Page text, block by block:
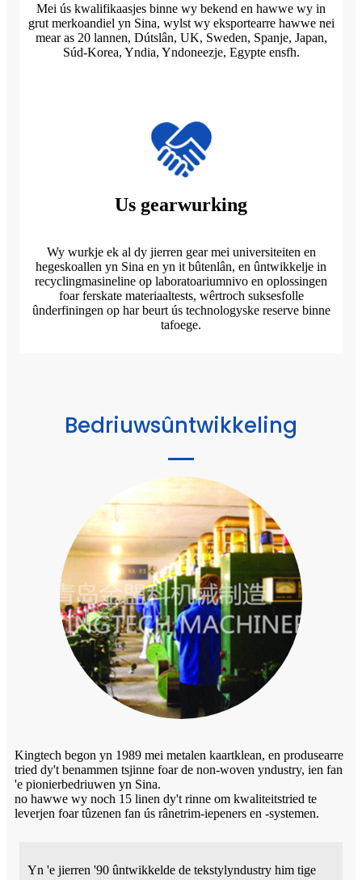
Mei ús kwalifikaasjes binne wy ​​bekend en hawwe wy in
grut merkoandiel yn Sina, wylst wy eksportearre hawwe nei
mear as 20 lannen, Dútslân, UK, Sweden, Spanje, Japan,
Súd-Korea, Yndia, Yndoneezje, Egypte ensfh.
Us gearwurking
Wy wurkje ek al dy jierren gear mei universiteiten en
hegeskoallen yn Sina en yn it bûtenlân, en ûntwikkelje in
recyclingmasineline op laboratoariumnivo en oplossingen
foar ferskate materiaaltests, wêrtroch suksesfolle
ûnderfiningen op har beurt ús technologyske reserve binne
tafoege.
Bedriuwsûntwikkeling
Kingtech begon yn 1989 mei metalen kaartklean, en produsearre
tried dy't benammen tsjinne foar de non-woven yndustry, ien fan
'e pionierbedriuwen yn Sina.
no hawwe wy noch 15 linen dy't rinne om kwaliteitstried te
leverjen foar tûzenen fan ús rânetrim-iepeners en -systemen.
Yn 'e jierren '90 ûntwikkelde de tekstylyndustry him tige